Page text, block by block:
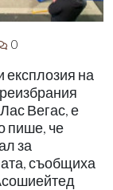
0
експлозия на
Вегас, е
пише, че
за
съобщиха